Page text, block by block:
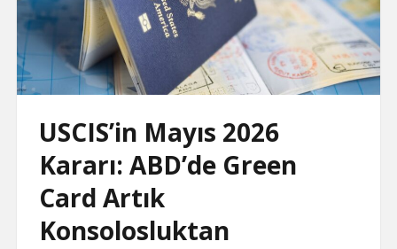
USCIS’in Mayıs 2026
Kararı: ABD’de Green
Card Artık
Konsolosluktan